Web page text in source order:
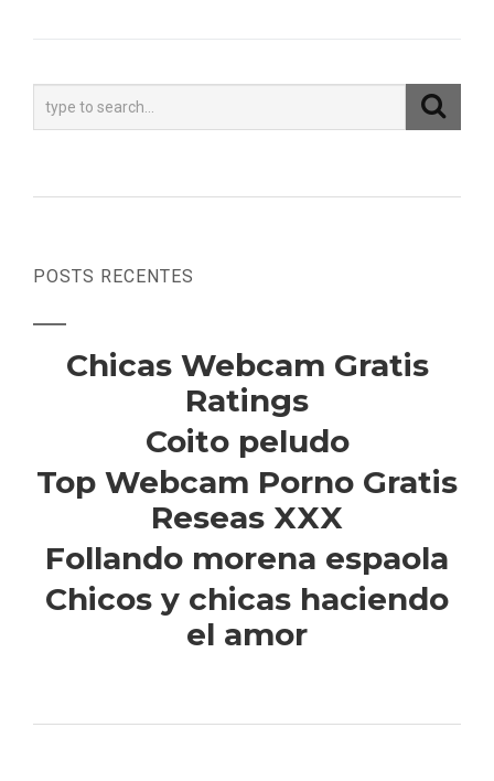
POSTS RECENTES
Chicas Webcam Gratis
Ratings
Coito peludo
Top Webcam Porno Gratis
Reseas XXX
Follando morena espaola
Chicos y chicas haciendo
el amor